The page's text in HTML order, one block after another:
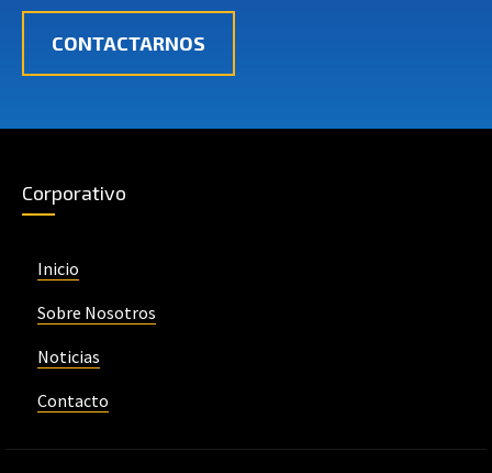
CONTACTARNOS
Corporativo
Inicio
Sobre Nosotros
Noticias
Contacto